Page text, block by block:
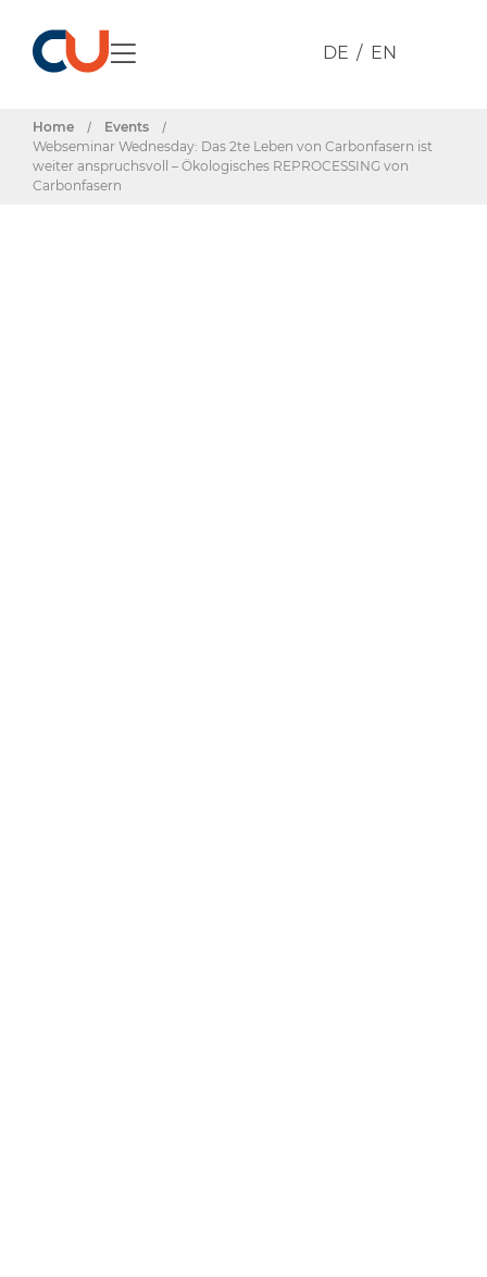
DE EN
Home / Events
/
Webseminar Wednesday: Das 2te Leben von Carbonfasern ist
weiter anspruchsvoll – Ökologisches REPROCESSING von
Carbonfasern